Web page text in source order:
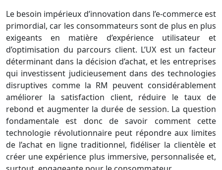
Le besoin impérieux d’innovation dans l’e-commerce est
primordial, car les consommateurs sont de plus en plus
exigeants en matière d’expérience utilisateur et
d’optimisation du parcours client. L’UX est un facteur
déterminant dans la décision d’achat, et les entreprises
qui investissent judicieusement dans des technologies
disruptives comme la RM peuvent considérablement
améliorer la satisfaction client, réduire le taux de
rebond et augmenter la durée de session. La question
fondamentale est donc de savoir comment cette
technologie révolutionnaire peut répondre aux limites
de l’achat en ligne traditionnel, fidéliser la clientèle et
créer une expérience plus immersive, personnalisée et,